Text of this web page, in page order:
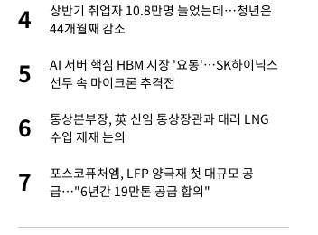
4
상반기 취업자 10.8만명 늘었는데…청년은
44개월째 감소
5
AI 서버 핵심 HBM 시장 '요동'…SK하이닉스
선두 속 마이크론 추격전
6
통상본부장, 英 신임 통상장관과 대러 LNG
수입 제재 논의
7
포스코퓨처엠, LFP 양극재 첫 대규모 공
급…"6년간 19만톤 공급 합의"